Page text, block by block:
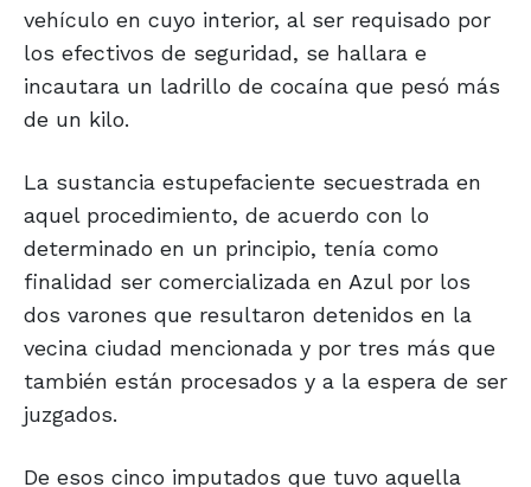
vehículo en cuyo interior, al ser requisado por
los efectivos de seguridad, se hallara e
incautara un ladrillo de cocaína que pesó más
de un kilo.
La sustancia estupefaciente secuestrada en
aquel procedimiento, de acuerdo con lo
determinado en un principio, tenía como
finalidad ser comercializada en Azul por los
dos varones que resultaron detenidos en la
vecina ciudad mencionada y por tres más que
también están procesados y a la espera de ser
juzgados.
De esos cinco imputados que tuvo aquella